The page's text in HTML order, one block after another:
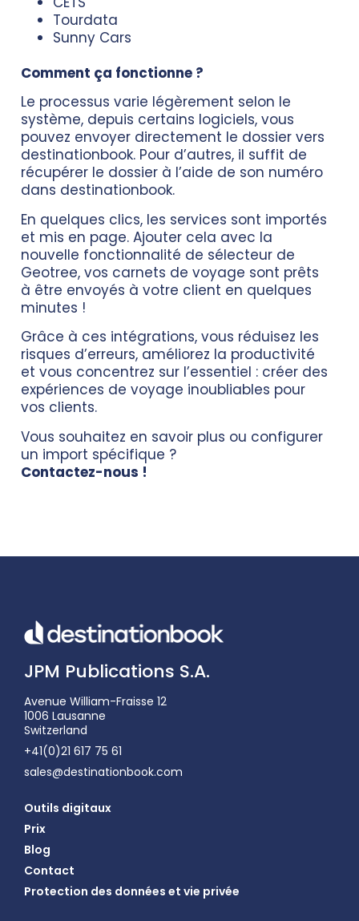
Tourdata
Sunny Cars
Comment ça fonctionne ?
Le processus varie légèrement selon le
système, depuis certains logiciels, vous
pouvez envoyer directement le dossier vers
destinationbook. Pour d’autres, il suffit de
récupérer le dossier à l’aide de son numéro
dans destinationbook.
En quelques clics, les services sont importés
et mis en page. Ajouter cela avec la
nouvelle fonctionnalité de sélecteur de
Geotree, vos carnets de voyage sont prêts
à être envoyés à votre client en quelques
minutes !
Grâce à ces intégrations, vous réduisez les
risques d’erreurs, améliorez la productivité
et vous concentrez sur l’essentiel : créer des
expériences de voyage inoubliables pour
vos clients.
Vous souhaitez en savoir plus ou configurer
un import spécifique ?
Contactez-nous !
JPM Publications S.A.
Avenue William-Fraisse 12
1006 Lausanne
Switzerland
+41(0)21 617 75 61
sales@destinationbook.com
Outils digitaux
Prix
Blog
Contact
Protection des données et vie privée